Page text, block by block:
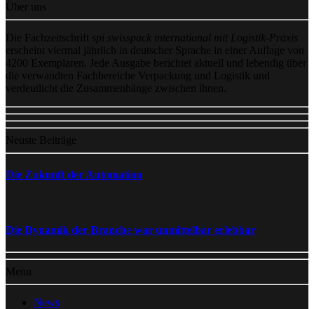
Über uns
Die Fachzeitschrift
spi swisspack international mit Logistik-Praxis
erscheint viermal jährlich in deutscher Sprache in einer Auflage von
4200 Exemplaren. Jede Ausgabe berichtet aktuell und lebendig über
die verwandten Fachbereiche Verpackung und Logistik und
verdeutlicht die Zusammenhänge zwischen ihnen.
Neuste Beiträge
Die Zukunft der Automation
Die Dynamik der Branche war unmittelbar erlebbar
Menu
News